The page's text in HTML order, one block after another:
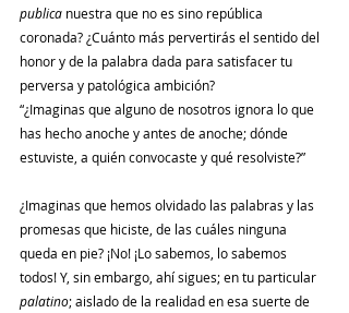
publica nuestra que no es sino república
coronada? ¿Cuánto más pervertirás el sentido del
honor y de la palabra dada para satisfacer tu
perversa y patológica ambición?
“¿Imaginas que alguno de nosotros ignora lo que
has hecho anoche y antes de anoche; dónde
estuviste, a quién convocaste y qué resolviste?”
¿Imaginas que hemos olvidado las palabras y las
promesas que hiciste, de las cuáles ninguna
queda en pie? ¡No! ¡Lo sabemos, lo sabemos
todos! Y, sin embargo, ahí sigues; en tu particular
palatino; aislado de la realidad en esa suerte de